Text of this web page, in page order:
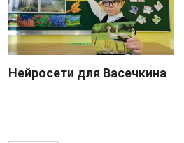
Нейросети для Васечкина